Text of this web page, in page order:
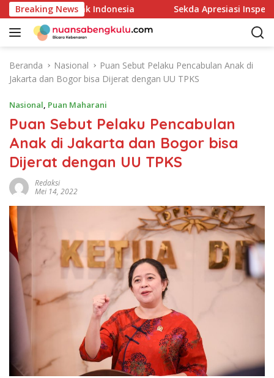
a
Breaking News
Kajian Bank Indonesia Sekda Apresiasi
Beranda Nasional
Puan Sebut Pelaku Pencabulan Anak di
Jakarta dan Bogor bisa Dijerat dengan UU TPKS
Nasional, Puan Maharani
Puan Sebut Pelaku Pencabulan
Anak di Jakarta dan Bogor bisa
Dijerat dengan UU TPKS
Redaksi
Mei 14, 2022